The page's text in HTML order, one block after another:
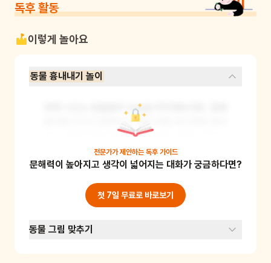
독후 활동
이렇게 놀아요
동물 흉내내기 놀이
책에 나오는 동물들의 모습을 따라해보세요. 얼룩
말처럼 다다다 달려보고, 판다처럼 데구루루 굴러
보고, 원숭이처럼 깔깔 웃어보세요. 동물 소리도
함께 내보면 더 재미있어요. 이 놀이를 통해 아이
의 대근육 발달을 도울 수 있고, 동물에 대한 관심
과 이해도 높일 수 있어요. 준비물: 없음
전문가가 제안하는 독후 가이드
문해력이 높아지고 생각이 넓어지는 대화가 궁금하다면?
첫 7일 무료로 바로보기
동물 그림 맞추기